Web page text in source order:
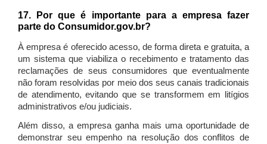
17. Por que é importante para a empresa fazer
parte do Consumidor.gov.br?
À empresa é oferecido acesso, de forma direta e gratuita, a
um sistema que viabiliza o recebimento e tratamento das
reclamações de seus consumidores que eventualmente
não foram resolvidas por meio dos seus canais tradicionais
de atendimento, evitando que se transformem em litígios
administrativos e/ou judiciais.
Além disso, a empresa ganha mais uma oportunidade de
demonstrar seu empenho na resolução dos conflitos de